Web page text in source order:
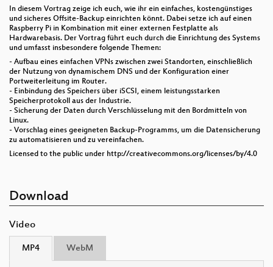
In diesem Vortrag zeige ich euch, wie ihr ein einfaches, kostengünstiges
und sicheres Offsite-Backup einrichten könnt. Dabei setze ich auf einen
Raspberry Pi in Kombination mit einer externen Festplatte als
Hardwarebasis. Der Vortrag führt euch durch die Einrichtung des Systems
und umfasst insbesondere folgende Themen:
- Aufbau eines einfachen VPNs zwischen zwei Standorten, einschließlich
der Nutzung von dynamischem DNS und der Konfiguration einer
Portweiterleitung im Router.
- Einbindung des Speichers über iSCSI, einem leistungsstarken
Speicherprotokoll aus der Industrie.
- Sicherung der Daten durch Verschlüsselung mit den Bordmitteln von
Linux.
- Vorschlag eines geeigneten Backup-Programms, um die Datensicherung
zu automatisieren und zu vereinfachen.
Licensed to the public under http://creativecommons.org/licenses/by/4.0
Download
Video
MP4 WebM